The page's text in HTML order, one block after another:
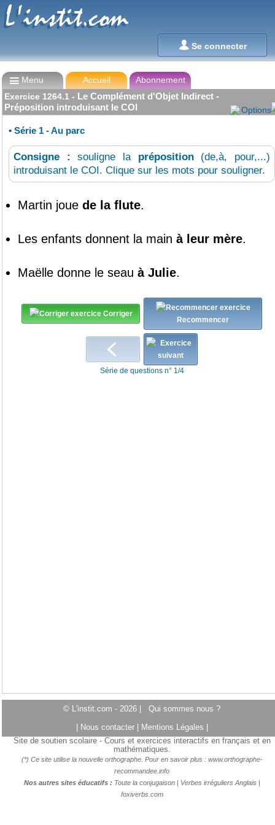
Se connecter
L'instit.com
L'instit.com
Menu Accueil
Abonnement
Exercice 1264.1 - Le Complément d'Objet Indirect -
Préposition introduisant le COI
Options
• Série 1 - Au parc
Consigne :souligne la préposition(de,à, pour,...)
introduisant le COI. Clique sur les mots pour souligner.
Martin joue de la flute.
Les enfants donnent la main à leur mère.
Maëlle donne le seau à Julie.
Corriger
Recommencer
Série de questions n° 1/4
© L'instit.com - 2026 | Qui sommes nous ?
Nous contacter Mentions Légales
Site de soutien scolaire - Cours et exercices interactifs en français et en
mathématiques.
(*) Ce site utilise la nouvelle orthographe. Pour en savoir plus : www.orthographe-
recommandee.info
Nos autres sites éducatifs : Toute la conjugaison| Verbes irréguliers Anglais
foxiverbs.com